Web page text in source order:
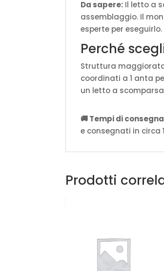
Da sapere: Il letto a
assemblaggio. Il
esperte per
Perché
Struttura
coordinati a 1 anta
un letto a
🚚 Tempi di
e consegnati in circa
Prodotti